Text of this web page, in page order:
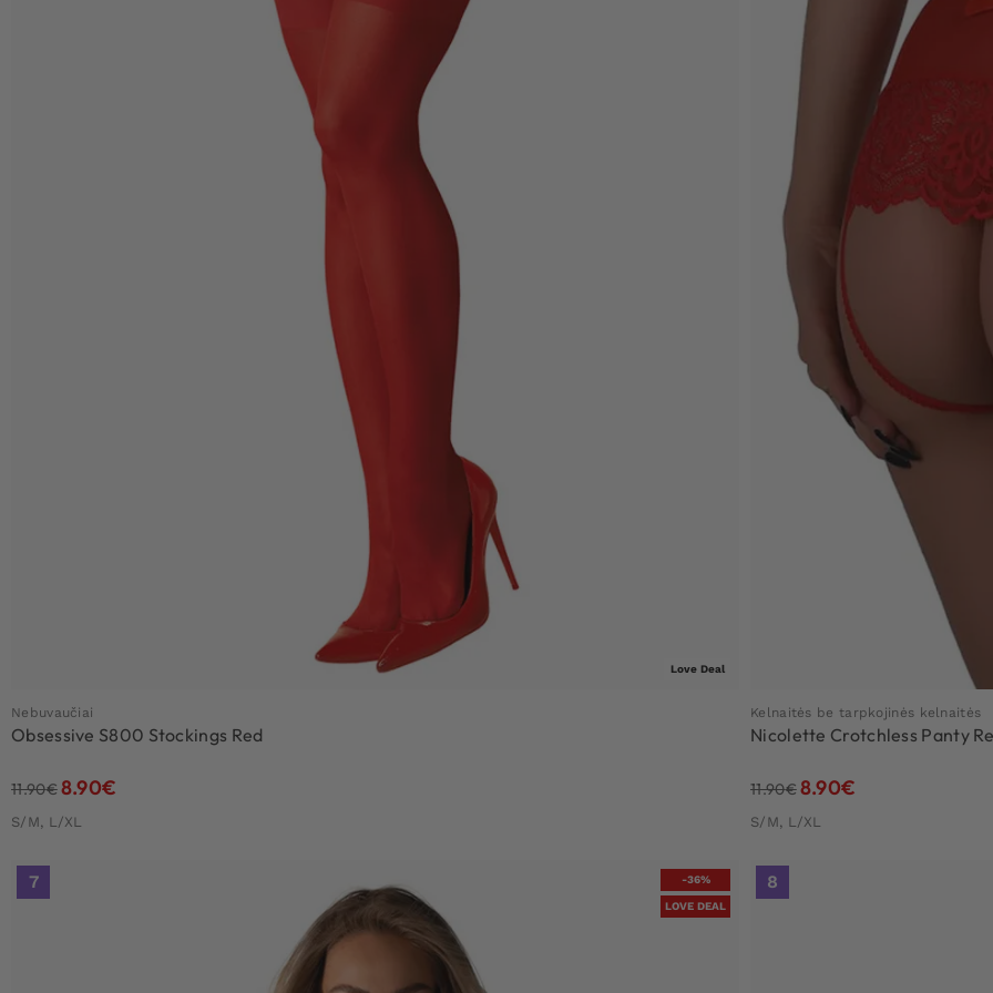
Love Deal
Nebuvaučiai
Obsessive S800 Stockings Red
11.90€8.90€
S/M, L/XL
Kelnaitės be tarpkojinės kelnaitės
Nicolette Crotchless Panty
11.90€8.90€
S/M, L/XL
-36%
LOVE DEAL
7 8